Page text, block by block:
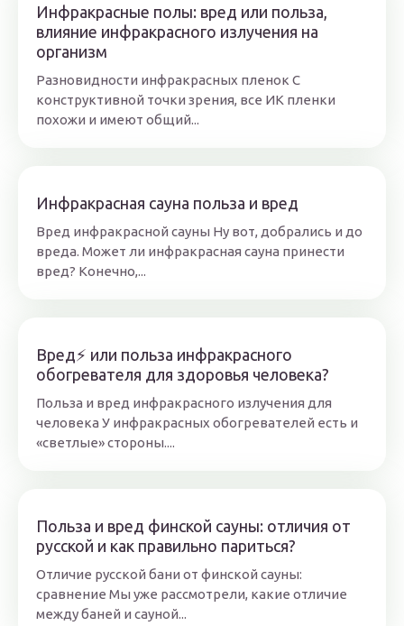
Инфракрасные полы: вред или польза,
влияние инфракрасного излучения на
организм
Разновидности инфракрасных пленок С
конструктивной точки зрения, все ИК пленки
похожи и имеют общий...
Инфракрасная сауна польза и вред
Вред инфракрасной сауны Ну вот, добрались и до
вреда. Может ли инфракрасная сауна принести
вред? Конечно,...
Вред⚡ или польза инфракрасного
обогревателя для здоровья человека?
Польза и вред инфракрасного излучения для
человека У инфракрасных обогревателей есть и
«светлые» стороны....
Польза и вред финской сауны: отличия от
русской и как правильно париться?
Отличие русской бани от финской сауны:
сравнение Мы уже рассмотрели, какие отличие
между баней и сауной...